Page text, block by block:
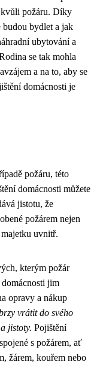
kvůli požáru. Díky
budou bydlet a jak
ubytování a
se tak mohla
a na to, aby se
domácnosti je
požáru, této
domácnosti můžete
jistotu, že
požárem nejen
uvnitř.
kterým požár
jim
opravy a nákup
vrátit do svého
jistoty. Pojištění
s požárem, ať
žárem, kouřem nebo